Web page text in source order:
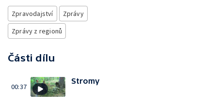
Zpravodajství
Zprávy
Zprávy z regionů
Části dílu
00:37
Stromy